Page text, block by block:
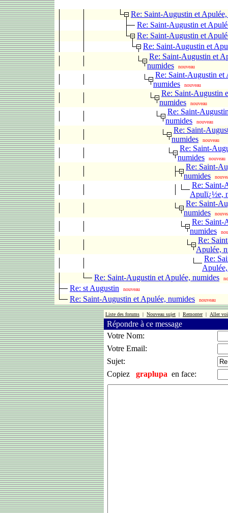
Re: Saint-Augustin et
Re: Saint-Augustin et
Re: Saint-Augustin et
Re: Saint-Augustin et
Re: Saint-Augustin et
numides
nouveau
Re: Saint-Augustin et
numides
nouveau
Re: Saint-Augustin
numides
nouveau
Re: Saint-
numides
nouveau
Re: Saint-
numides
nouveau
Re: Saint-
numides
nouveau
Re: Saint-
numides
Re: Saint-
Apulï¿½e,
Re: Saint-
numides
Re: Saint-
numides
Re:
Apulée,
Re:
Re: Saint-Augustin et Apulée, numides
Re: st Augustin nouveau
Re: Saint-Augustin et Apulée, numides nouveau
Liste des forums | Nouveau sujet | Remonter| Aller
Répondre à ce message
Votre Nom:
Votre Email:
Sujet:
Copiez
graplupa en face: